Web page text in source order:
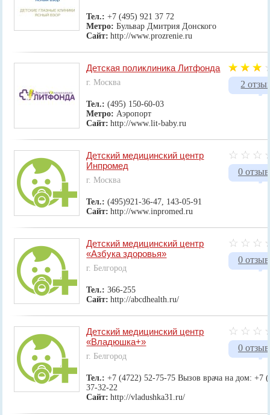
Тел.:+7 (495) 921 37 72
Метро:Бульвар Дмитрия Донского
Сайт: http://www.prozrenie.ru
2
Детская поликлиника Литфонда
г. Москва
Тел.:(495) 150-60-03
Метро:Аэропорт
Сайт: http://www.lit-baby.ru
0
Детский медицинский центр
Инпромед
г. Москва
Тел.:(495)921-36-47, 143-05-91
Сайт: http://www.inpromed.ru
0
Детский медицинский центр
«Азбука здоровья»
г. Белгород
Тел.:366-255
Сайт: http://abcdhealth.ru/
0
Детский медицинский центр
«Владюшка+»
г. Белгород
Тел.:+7 (4722) 52-75-75 Вызов врача на дом: +7
37-32-22
Сайт: http://vladushka31.ru/